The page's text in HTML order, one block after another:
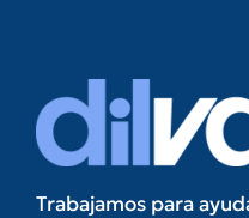
Trabajamos para